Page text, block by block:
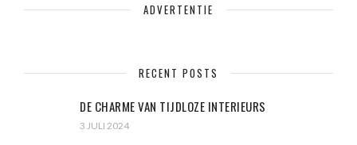
ADVERTENTIE
RECENT POSTS
DE CHARME VAN TIJDLOZE INTERIEURS
3 JULI 2024